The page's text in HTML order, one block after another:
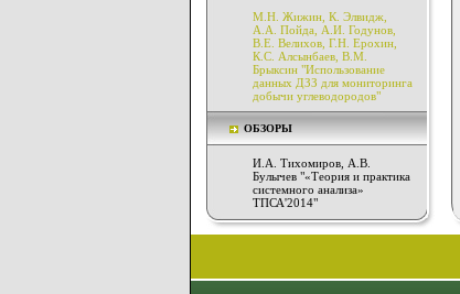
М.Н. Жижин, К. Элвидж,
А.А. Пойда, А.И. Годунов,
В.Е. Велихов, Г.Н. Ерохин,
К.С. Алсынбаев, В.М.
Брыксин "Использование
данных ДЗЗ для мониторинга
добычи углеводородов"
ОБЗОРЫ
И.А. Тихомиров, А.В.
Булычев "«Теория и практика
системного анализа»
ТПСА'2014"